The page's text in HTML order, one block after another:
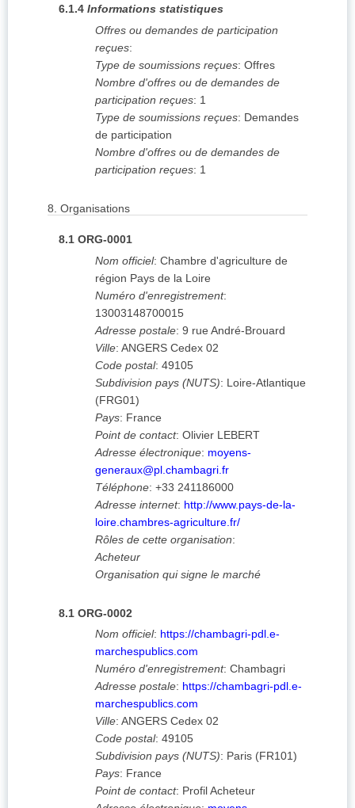
6.1.4 Informations statistiques
Offres ou demandes de participation
reçues:
Type de soumissions reçues: Offres
Nombre d'offres ou de demandes de
participation reçues: 1
Type de soumissions reçues: Demandes
de participation
Nombre d'offres ou de demandes de
participation reçues: 1
8. Organisations
8.1 ORG-0001
Nom officiel: Chambre d'agriculture de
région Pays de la Loire
Numéro d'enregistrement:
13003148700015
Adresse postale: 9 rue André-Brouard
Ville: ANGERS Cedex 02
Code postal: 49105
Subdivision pays (NUTS): Loire-Atlantique
(FRG01)
Pays: France
Point de contact: Olivier LEBERT
Adresse électronique: moyens-
generaux@pl.chambagri.fr
Téléphone: +33 241186000
Adresse internet: http://www.pays-de-la-
loire.chambres-agriculture.fr/
Rôles de cette organisation:
Acheteur
Organisation qui signe le marché
8.1 ORG-0002
Nom officiel: https://chambagri-pdl.e-
marchespublics.com
Numéro d'enregistrement: Chambagri
Adresse postale: https://chambagri-pdl.e-
marchespublics.com
Ville: ANGERS Cedex 02
Code postal: 49105
Subdivision pays (NUTS): Paris (FR101)
Pays: France
Point de contact: Profil Acheteur